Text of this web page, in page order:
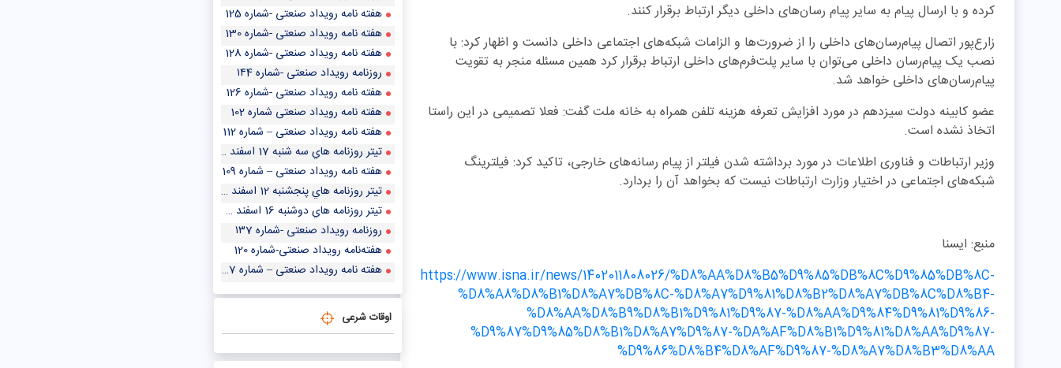
کرده و با ارسال پیام به سایر پیام رسان‌های داخلی دیگر ارتباط برقرار کنند.
زارع‌پور اتصال پیام‌رسان‌های داخلی را از ضرورت‌ها و الزامات شبکه‌های اجتماعی داخلی دانست و اظهار کرد: با
نصب یک پیام‌رسان داخلی می‌توان با سایر پلت‌فرم‌های داخلی ارتباط برقرار کرد همین مسئله‌ منجر به تقویت
پیام‌رسان‌های داخلی خواهد شد.
عضو کابینه دولت سیزدهم در مورد افزایش تعرفه هزینه تلفن همراه به خانه ملت گفت: فعلا تصمیمی در این راستا
اتخاذ نشده است.
وزیر ارتباطات و فناوری اطلاعات در مورد برداشته شدن فیلتر از پیام رسانه‌های خارجی، تاکید کرد: فیلترینگ
شبکه‌های اجتماعی در اختیار وزارت ارتباطات نیست که بخواهد آن را بردارد.
منبع: ایسنا
https://www.isna.ir/news/1402011808026/%D8%AA%D8%B5%D9%85%DB%8C%D9%85%DB%8C-
%D8%A8%D8%B1%D8%A7%DB%8C-%D8%A7%D9%81%D8%B2%D8%A7%DB%8C%D8%B4-
%D8%AA%D8%B9%D8%B1%D9%81%D9%87-%D8%AA%D9%84%D9%81%D9%86-
%D9%87%D9%85%D8%B1%D8%A7%D9%87-%DA%AF%D8%B1%D9%81%D8%AA%D9%87-
%D9%86%D8%B4%D8%AF%D9%87-%D8%A7%D8%B3%D8%AA
هفته نامه رویداد صنعتی -شماره 125
هفته نامه رویداد صنعتی -شماره 130
هفته نامه رویداد صنعتی -شماره 128
روزنامه رویداد صنعتی -شماره ۱۴4
هفته نامه رویداد صنعتی -شماره 126
هفته نامه رویداد صنعتی شماره 102
هفته نامه رویداد صنعتی – شماره 112
تيتر روزنامه هاي سه شنبه 17 اسفند 1400
هفته نامه رویداد صنعتی – شماره 109
تيتر روزنامه هاي پنجشنبه 12 اسفند 1400
تيتر روزنامه هاي دوشنبه 16 اسفند 1400
روزنامه رویداد صنعتی -شماره ۱۳7
هفته‌نامه رویداد صنعتی-شماره 120
هفته نامه رویداد صنعتی – شماره 107
اوقات شرعی